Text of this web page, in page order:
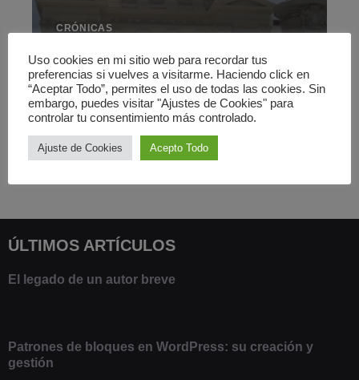
CRÓNICAS
Un paseo matinal por Madrid
17 marzo 2008
ÚLTIMOS ARTÍCULOS
El legado de un autor breve
Patrones de bloques en WordPress: su creación y
gestión
Uso cookies en mi sitio web para recordar tus
preferencias si vuelves a visitarme. Haciendo click en
“Aceptar Todo”, permites el uso de todas las cookies. Sin
embargo, puedes visitar "Ajustes de Cookies" para
controlar tu consentimiento más controlado.
Ajuste de Cookies Acepto Todo